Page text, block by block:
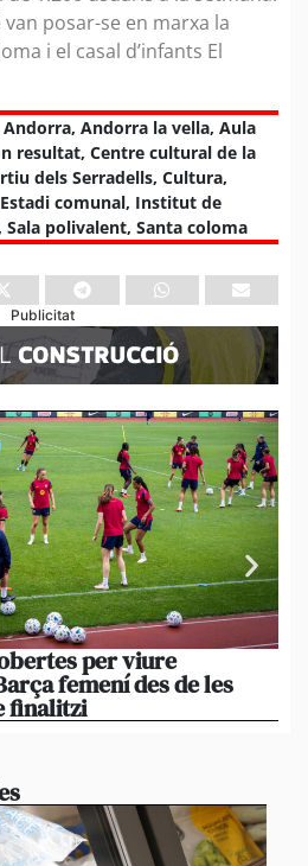
posar-se en marxa la
i el casal d’infants El
Andorra, Andorra la vella, Aula
resultat, Centre cultural de la
dels Serradells, Cultura,
Estadi comunal, Institut de
Sala polivalent, Santa coloma
Publicitat
per viure
femení des de les
finalitzi